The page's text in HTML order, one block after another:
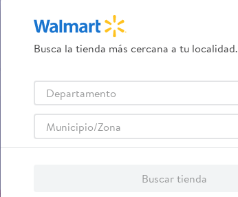
Busca la tienda más cercana a tu localidad.
Departamento
Municipio/Zona
Buscar tienda